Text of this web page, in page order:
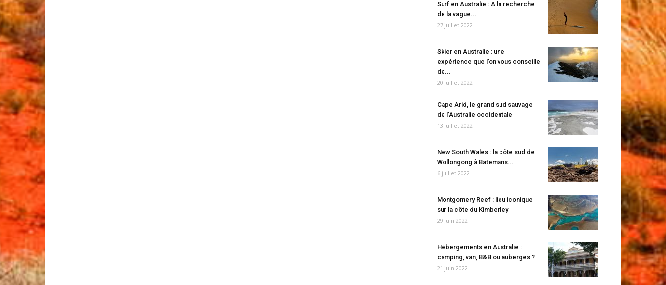
Surf en Australie : A la recherche
de la vague...
27 juillet 2022
Skier en Australie : une
expérience que l’on vous conseille
de...
20 juillet 2022
Cape Arid, le grand sud sauvage
de l’Australie occidentale
13 juillet 2022
New South Wales : la côte sud de
Wollongong à Batemans...
6 juillet 2022
Montgomery Reef : lieu iconique
sur la côte du Kimberley
29 juin 2022
Hébergements en Australie :
camping, van, B&B ou auberges ?
21 juin 2022